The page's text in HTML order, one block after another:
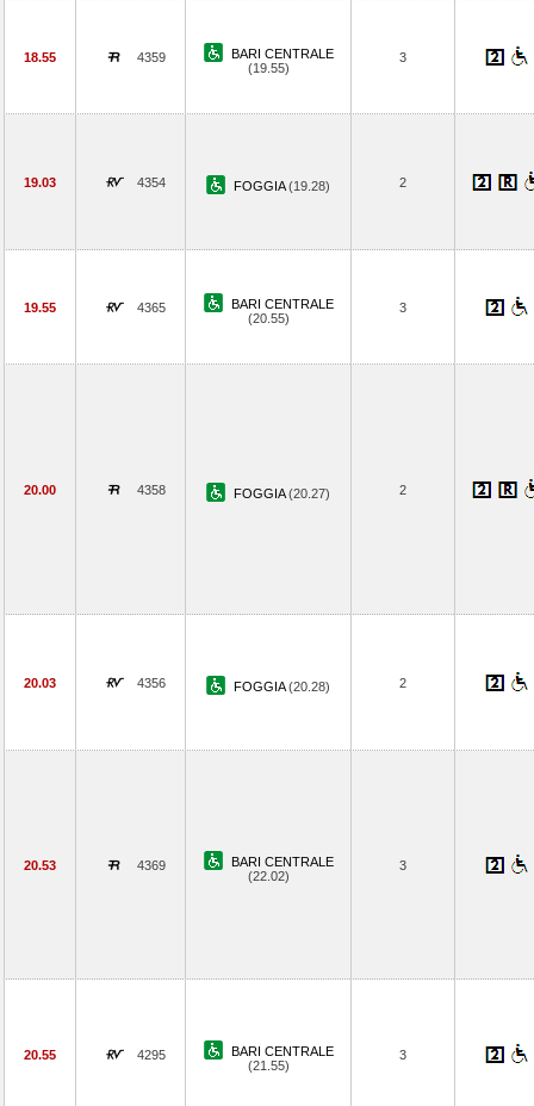
18.55 4359
BARI CENTRALE
(19.55)
3
19.03 4354 FOGGIA(19.28) 2
19.55 4365
BARI CENTRALE
(20.55)
3
20.00 4358 FOGGIA(20.27) 2
20.03 4356 FOGGIA(20.28) 2
20.53 4369
BARI CENTRALE
(22.02)
3
20.55 4295
BARI CENTRALE
(21.55)
3